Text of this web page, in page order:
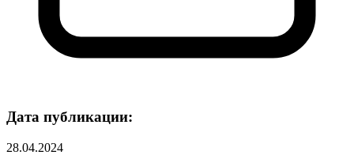
Дата публикации:
28.04.2024